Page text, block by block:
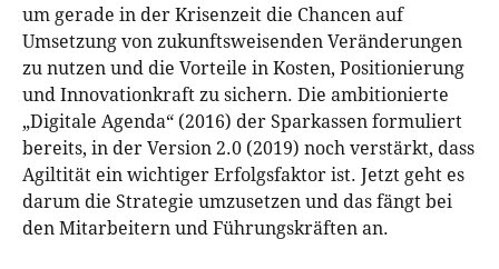
um gerade in der Krisenzeit die Chancen auf
Umsetzung von zukunftsweisenden Veränderungen
zu nutzen und die Vorteile in Kosten, Positionierung
und Innovationkraft zu sichern. Die ambitionierte
„Digitale Agenda“ (2016) der Sparkassen formuliert
bereits, in der Version 2.0 (2019) noch verstärkt, dass
Agiltität ein wichtiger Erfolgsfaktor ist. Jetzt geht es
darum die Strategie umzusetzen und das fängt bei
den Mitarbeitern und Führungskräften an.